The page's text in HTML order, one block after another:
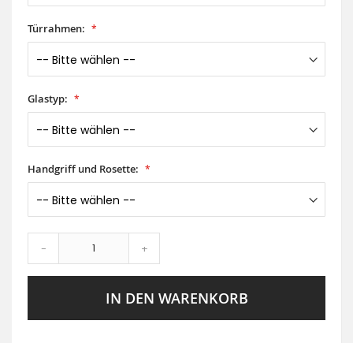
Türrahmen:
Glastyp:
Handgriff und Rosette:
- +
IN DEN WARENKORB